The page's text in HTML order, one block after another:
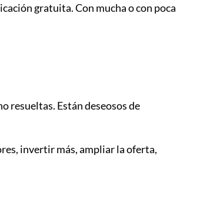
gratuita. Con mucha o con poca
resueltas. Están deseosos de
invertir más, ampliar la oferta,